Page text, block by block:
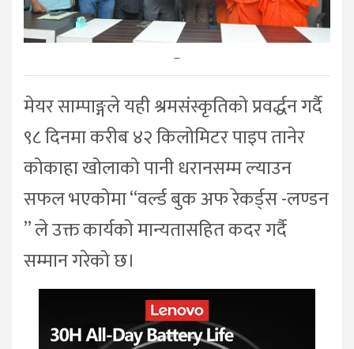
–
मेयर साम्पाङ्गले यही श्रमसंस्कृतिको प्रवर्द्धन गर्दै
९८ दिनमा करीब ४२ किलोमिटर पाइप तानेर
कोकाहा खोलाको पानी धरानसम्म ल्याउन
सफल भएकोमा “वर्ल्ड बुक अफ रेकर्ड्स -लण्डन
” ले उक्त कार्यको मान्यतासहित कदर गर्दै
सम्मान गरेको छ।